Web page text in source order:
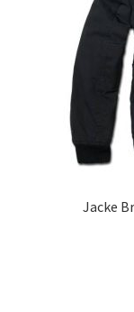
Jacke